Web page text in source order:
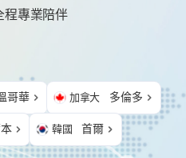
程專業陪伴
哥華 加拿大 多倫多
韓國 首爾